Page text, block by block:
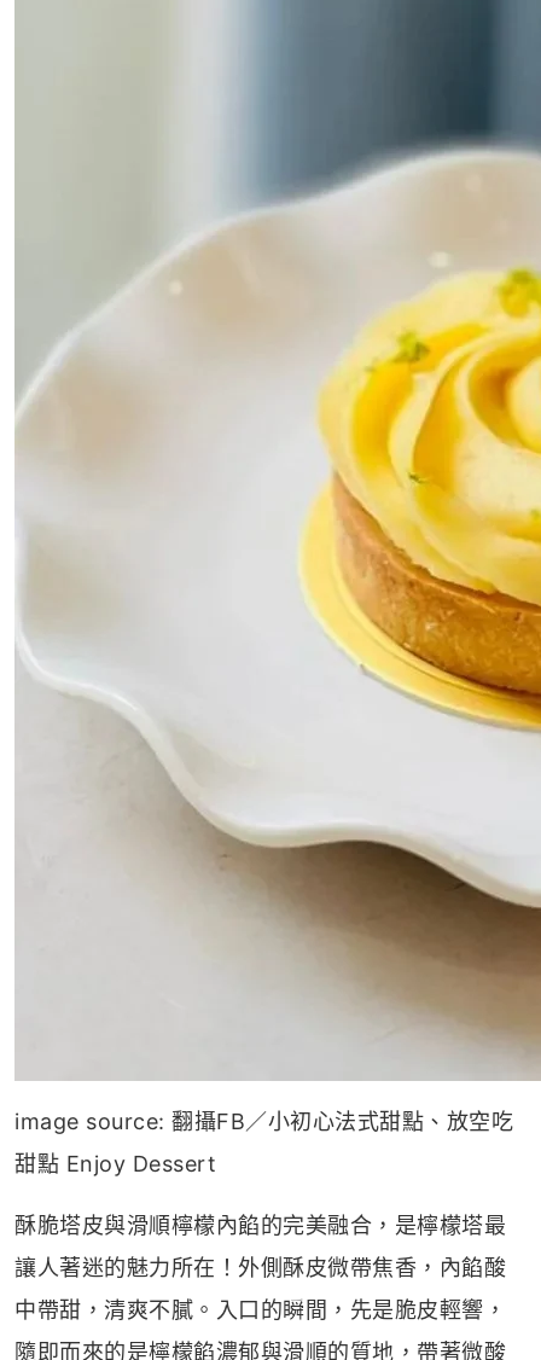
image source: 翻攝FB／小初心法式甜點、放空吃
甜點 Enjoy Dessert
酥脆塔皮與滑順檸檬內餡的完美融合，是檸檬塔最
讓人著迷的魅力所在！外側酥皮微帶焦香，內餡酸
中帶甜，清爽不膩。入口的瞬間，先是脆皮輕響，
隨即而來的是檸檬餡濃郁與滑順的質地，帶著微酸